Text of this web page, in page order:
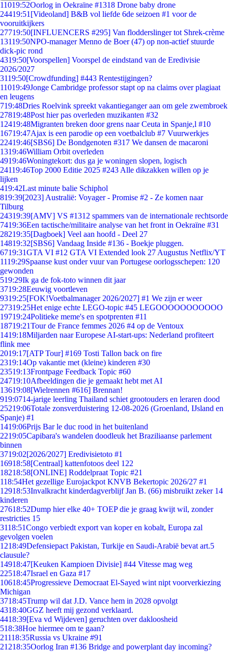
11019:52Oorlog in Oekraïne #1318 Drone baby drone
24419:51 [Videoland] B&B vol liefde 6de seizoen #1 voor de
vooruitkijkers
27719:50[INFLUENCERS #295] Van flodderslinger tot Shrek-crème
13119:50NPO-manager Menno de Boer (47) op non-actief stuurde
dick-pic rond
4319:50[Voorspellen] Voorspel de eindstand van de Eredivisie
2026/2027
3119:50[Crowdfunding] #443 Rentestijgingen?
11019:49Jonge Cambridge professor stapt op na claims over plagiaat
en leugens
719:48Dries Roelvink spreekt vakantieganger aan om gele zwembroek
27819:48Post hier pas overleden muzikanten #32
12419:48Migranten breken door grens naar Ceuta in Spanje,l #10
16719:47Ajax is een parodie op een voetbalclub #7 Vuurwerkjes
22419:46[SBS6] De Bondgenoten #317 We dansen de macaroni
1319:46William Orbit overleden
4919:46Woningtekort: dus ga je woningen slopen, logisch
24119:46Top 2000 Editie 2025 #243 Alle dikzakken willen op je
lijken
419:42Last minute balie Schiphol
819:39[2023] Australië: Voyager - Promise #2 - Ze komen naar
Tilburg
24319:39[AMV] VS #1312 spammers van de internationale rechtsorde
7419:36Een tactische/militaire analyse van het front in Oekraïne #31
28219:35[Dagboek] Veel aan hoofd - Deel 27
14819:32[SBS6] Vandaag Inside #136 - Boekje pluggen.
6719:31GTA VI #12 GTA VI Extended look 27 Augustus Netflix/YT
1119:29Spaanse kust onder vuur van Portugese oorlogsschepen: 120
gewonden
519:29Ik ga de fok-toto winnen dit jaar
3719:28Eeuwig voortleven
9319:25[FOK!Voetbalmanager 2026/2027] #1 We zijn er weer
27319:25Het enige echte LEGO-topic #45 LEGOOOOOOOOOOO
19719:24Politieke meme's en spotprenten #11
18719:21Tour de France femmes 2026 #4 op de Ventoux
1419:18Miljarden naar Europese AI-start-ups: Nederland profiteert
flink mee
2019:17[ATP Tour] #169 Tosti Tallon back on fire
2319:14Op vakantie met (kleine) kinderen #30
23519:13Frontpage Feedback Topic #60
24719:10Afbeeldingen die je gemaakt hebt met AI
13619:08[Wielrennen #616] Brennan!
919:0714-jarige leerling Thailand schiet grootouders en leraren dood
25219:06Totale zonsverduistering 12-08-2026 (Groenland, IJsland en
Spanje) #1
1419:06Prijs Bar le duc rood in het buitenland
2219:05Capibara's wandelen doodleuk het Braziliaanse parlement
binnen
3719:02[2026/2027] Eredivisietoto #1
16918:58[Centraal] kattenfotoos deel 122
18218:58[ONLINE] Roddelpraat Topic #21
118:54Het gezellige Eurojackpot KNVB Bekertopic 2026/27 #1
12918:53Invalkracht kinderdagverblijf Jan B. (66) misbruikt zeker 14
kinderen
27618:52Dump hier elke 40+ TOEP die je graag kwijt wil, zonder
restricties 15
3118:51Congo verbiedt export van koper en kobalt, Europa zal
gevolgen voelen
1218:49Defensiepact Pakistan, Turkije en Saudi-Arabië bevat art.5
clausule?
14918:47[Keuken Kampioen Divisie] #44 Vitesse mag weg
22518:47Israel en Gaza #17
10618:45Progressieve Democraat El-Sayed wint nipt voorverkiezing
Michigan
3718:45Trump wil dat J.D. Vance hem in 2028 opvolgt
4318:40GGZ heeft mij gezond verklaard.
4418:39[Eva vd Wijdeven] geruchten over dakloosheid
518:38Hoe hiermee om te gaan?
21118:35Russia vs Ukraine #91
21218:35Oorlog Iran #136 Bridge and powerplant day incoming?